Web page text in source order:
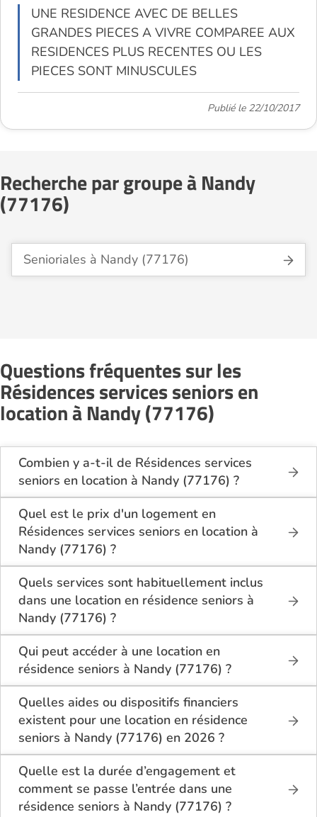
UNE RESIDENCE AVEC DE BELLES
GRANDES PIECES A VIVRE COMPAREE AUX
RESIDENCES PLUS RECENTES OU LES
PIECES SONT MINUSCULES
Publié le 22/10/2017
Recherche par groupe à Nandy
(77176)
Senioriales à Nandy (77176)
Questions fréquentes sur les
Résidences services seniors en
location à Nandy (77176)
Combien y a-t-il de Résidences services
seniors en location à Nandy (77176) ?
Sur le site Logement-seniors.com, on recense
actuellement 2 Résidences services seniors en
location à Nandy (77176).
Quel est le prix d'un logement en
Résidences services seniors en location à
Nandy (77176) ?
Le tarif minimum d'un logement en Résidences
services seniors en location à Nandy (77176) est de
660€ par mois.
Quels services sont habituellement inclus
dans une location en résidence seniors à
Nandy (77176) ?
En location à Nandy (77176), la résidence seniors
inclut généralement : l’entretien des espaces
communs, l’accès à des activités, la présence d’un
accueil / surveillance, la restauration ou service
repas optionnel. Certains services sont optionnels et
peuvent faire monter le tarif.
Qui peut accéder à une location en
résidence seniors à Nandy (77176) ?
La location en résidence seniors à Nandy (77176)
s’adresse aux personnes autonomes souhaitant un
logement adapté, sécurisé et convivial. Il est
conseillé d’avoir environ 60 ans ou plus, bien que
chaque résidence fixe ses conditions. Des
prestations complémentaires peuvent être
proposées pour un accompagnement léger.
Quelles aides ou dispositifs financiers
existent pour une location en résidence
seniors à Nandy (77176) en 2026 ?
Selon les revenus et la situation, il est possible à
Nandy (77176) de bénéficier d’aides telles que :
l’APL (allocation personnalisée au logement), ou
selon le dispositif local, des aides communales
départementales. Il est conseillé de bien se
Quelle est la durée d’engagement et
comment se passe l’entrée dans une
résidence seniors à Nandy (77176) ?